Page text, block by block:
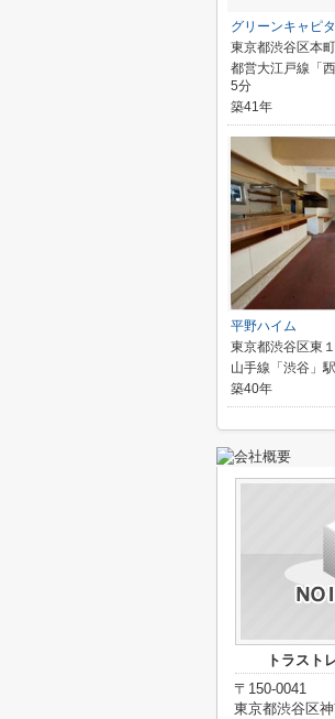
グリーンキャピ
東京都渋谷区本
都営大江戸線「
5分
築41年
平野ハイム
東京都渋谷区東
山手線「渋谷」
築40年
トラスト
〒150-0041
東京都渋谷区